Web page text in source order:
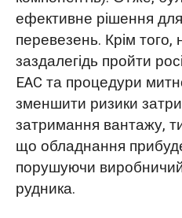
ефективне рішення
перевезень. Крім того,
заздалегідь пройти
EAC та процедури
зменшити ризики
затримання вантажу,
що обладнання
порушуючи
рудника.